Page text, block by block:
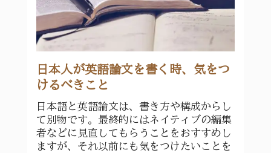
日本人が英語論文を書く時、気をつ
けるべきこと
日本語と英語論文は、書き方や構成からし
て別物です。最終的にはネイティブの編集
者などに見直してもらうことをおすすめし
ますが、それ以前にも気をつけたいことを